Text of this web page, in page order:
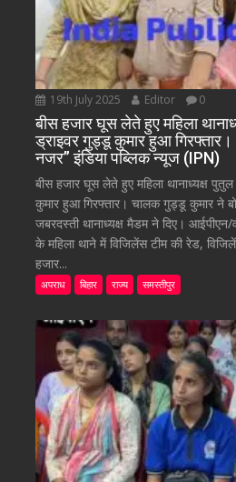
19th July 2025 Editor 0
बीस हजार घूस लेते हुए महिला
ड्राइवर गुड्डू कुमार हुआ
नजर” इंडिया पब्लिक न्यूज (IPN)
बीस हजार घूस लेते हुए महिला थानाध्यक्ष
कुमार हुआ गिरफ्तार। चालक गुड्डू कुमार ने
जबरदस्ती थानाध्यक्ष मैडम ने दिए।
के महिला थाने में विजिलेंस टीम की रेड,
हजार...
अपराध बिहार राज्य समस्तीपुर